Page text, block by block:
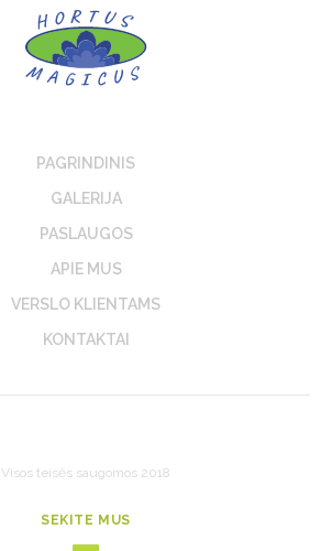
PAGRINDINIS
GALERIJA
PASLAUGOS
APIE MUS
VERSLO KLIENTAMS
KONTAKTAI
Visos teisės saugomos 2018
SEKITE MUS